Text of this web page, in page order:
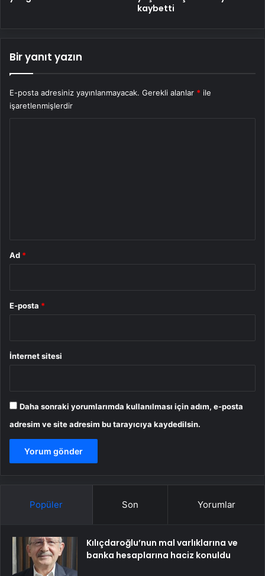
kaybetti
Bir yanıt yazın
E-posta adresiniz yayınlanmayacak. Gerekli alanlar * ile
işaretlenmişlerdir
Ad *
E-posta *
İnternet sitesi
Daha sonraki yorumlarımda kullanılması için adım, e-posta
adresim ve site adresim bu tarayıcıya kaydedilsin.
Popüler Son Yorumlar
Kılıçdaroğlu’nun mal varlıklarına ve
banka hesaplarına haciz konuldu